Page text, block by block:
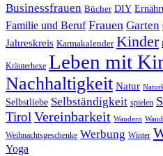
Businessfrauen Bücher DIY
Familie und Beruf Frauen Garten
Jahreskreis Karmakalender Kinder
Kräuterhexe Leben mit
Nachhaltigkeit Natur
Selbstliebe Selbständigkeit spielen
Tirol Vereinbarkeit Wandern
Weihnachtsgeschenke Werbung Winter
Yoga